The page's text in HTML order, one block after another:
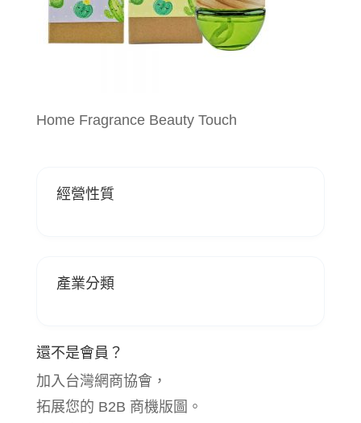
Home Fragrance Beauty Touch
經營性質
產業分類
還不是會員？
加入台灣網商協會，
拓展您的 B2B 商機版圖。